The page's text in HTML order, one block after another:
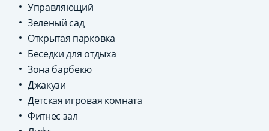
Управляющий
Зеленый сад
Открытая парковка
Беседки для отдыха
Зона барбекю
Джакузи
Детская игровая комната
Фитнес зал